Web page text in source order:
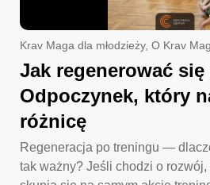
Krav Maga dla młodzieży, O Krav
Jak regenerować
Odpoczynek, który
różnicę
Regeneracja po treningu —
tak ważny? Jeśli chodzi o